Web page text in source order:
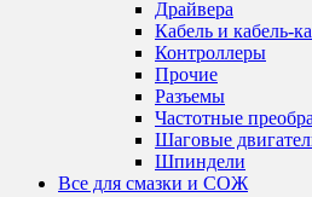
Драйвера
Кабель и кабель-
Контроллеры
Прочие
Разъемы
Частотные
Шаговые
Шпиндели
Все для смазки и СОЖ